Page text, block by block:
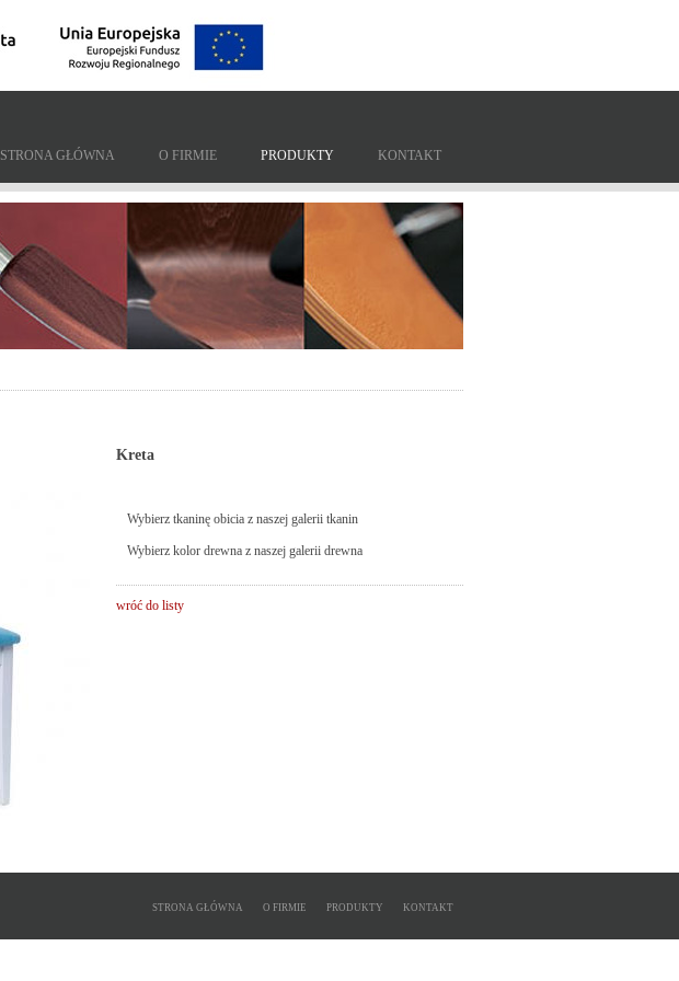
STRONA GŁÓWNA O FIRMIE PRODUKTY KONTAKT
Kreta
Wybierz tkaninę obicia z naszej galerii tkanin
Wybierz kolor drewna z naszej galerii drewna
wróć do listy
STRONA GŁÓWNA O FIRMIE PRODUKTY KONTAKT